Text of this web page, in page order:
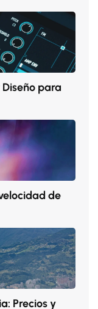
Diseño para
de
Precios y